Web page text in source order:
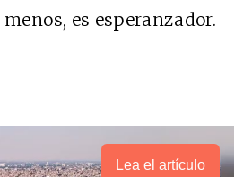
es esperanzador.
Lea el artículo